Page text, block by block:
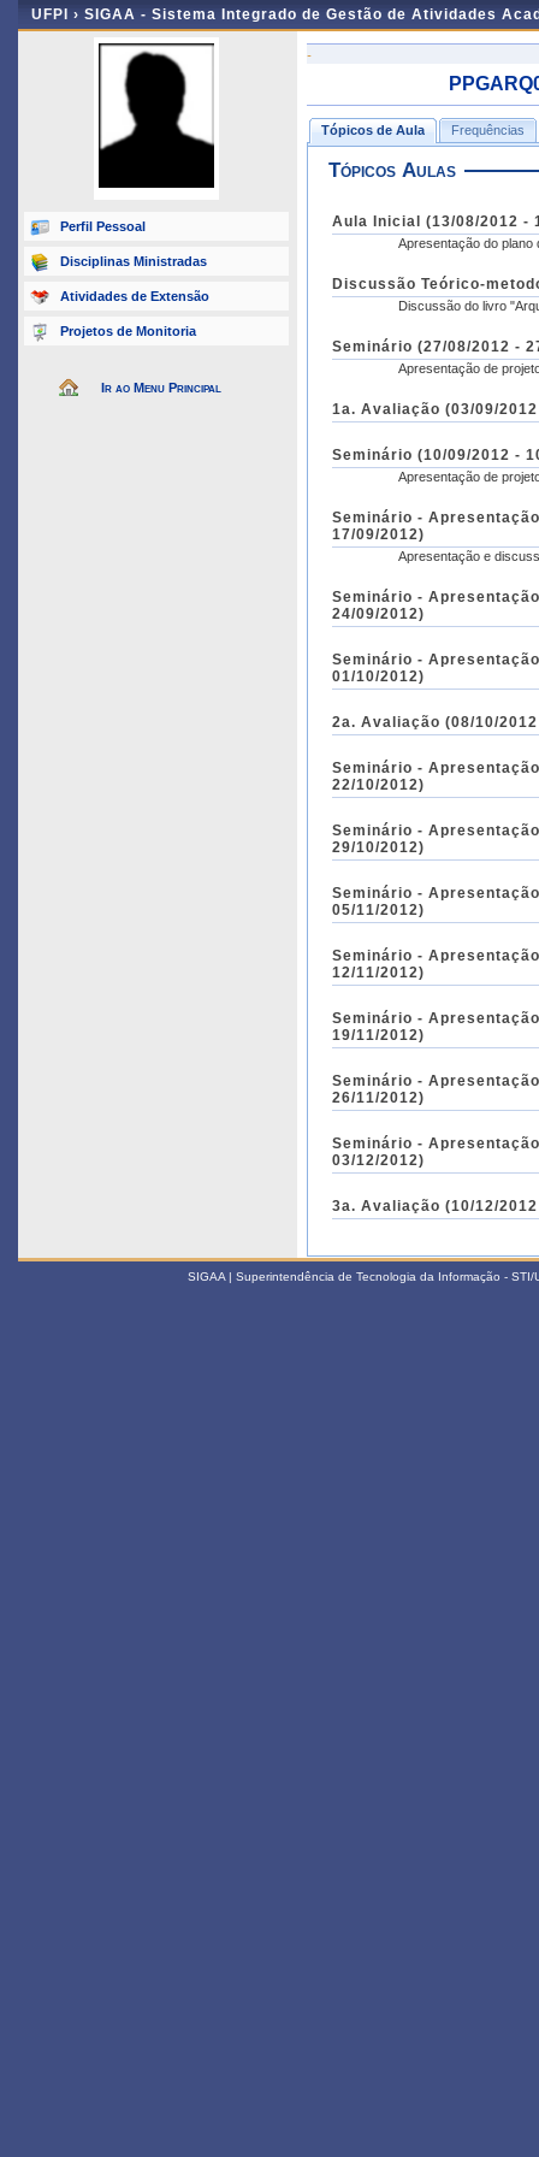
UFPI › SIGAA - Sistema Integrado de Gestão de Atividades
Perfil Pessoal
Disciplinas Ministradas
Atividades de Extensão
Projetos de Monitoria
Ir ao Menu Principal
-
Tópicos de Aula Frequências
Tópicos Aulas
Aula Inicial (13/08/2012 -
Apresentação do
Discussão Teórico-
Discussão do livro
Seminário (27/08/2012 -
Apresentação de
1a. Avaliação (03/09/
Seminário (10/09/2012 -
Apresentação de
Seminário -
17/09/2012)
Apresentação e
Seminário -
24/09/2012)
Seminário -
01/10/2012)
2a. Avaliação (08/10/
Seminário -
22/10/2012)
Seminário -
29/10/2012)
Seminário -
05/11/2012)
Seminário -
12/11/2012)
Seminário -
19/11/2012)
Seminário -
26/11/2012)
Seminário -
03/12/2012)
3a. Avaliação (10/12/
SIGAA | Superintendência de Tecnologia da Informação -